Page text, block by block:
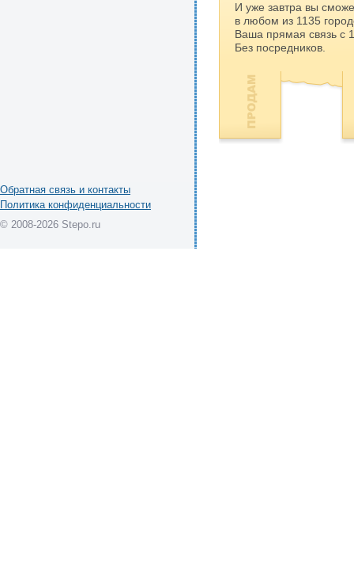
И уже завтра вы
в любом из 1135
Ваша прямая связь с
Без посредников.
Обратная связь и контакты
Политика конфиденциальности
© 2008-2026 Stepo.ru